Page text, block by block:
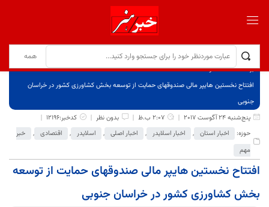
برگ نخست
نوشته‌ها
افتتاح نخستین هایپر مالی صندوق­های حمایت از توسعه بخش کشاورزی کشور در خراسان
جنوبی
پنج‌شنبه 24 آگوست 2017
2:07 ب.ظ بدون نظر
کدخبر:12196
حوزه:
اخبار استان , اخبار اسلایدر , اخبار اصلی , اسلایدر , اقتصادی ,
خبر
مهم
افتتاح نخستین هایپر مالی صندوق­های حمایت از توسعه
بخش کشاورزی کشور در خراسان جنوبی